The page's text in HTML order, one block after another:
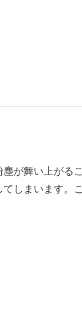
塵が舞い上がる
てしまいます。